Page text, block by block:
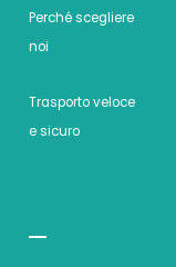
Perché scegliere
noi
Trasporto veloce
e sicuro